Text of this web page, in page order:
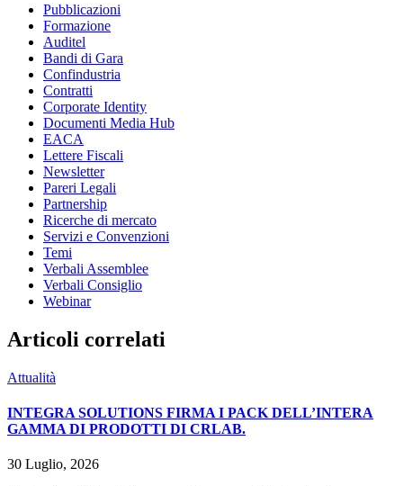
Pubblicazioni
Formazione
Auditel
Bandi di Gara
Confindustria
Contratti
Corporate Identity
Documenti Media Hub
EACA
Lettere Fiscali
Newsletter
Pareri Legali
Partnership
Ricerche di mercato
Servizi e Convenzioni
Temi
Verbali Assemblee
Verbali Consiglio
Webinar
Articoli correlati
Attualità
INTEGRA SOLUTIONS FIRMA I PACK DELL’INTERA
GAMMA DI PRODOTTI DI CRLAB.
30 Luglio, 2026